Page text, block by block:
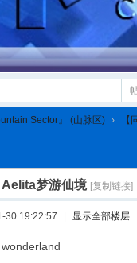
Sector』 (山脉区) ›
Aelita梦游仙境 [复制链接]
30 19:22:57 显示全部楼层